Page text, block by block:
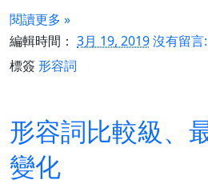
閱讀更多 »
編輯時間： 3月 19, 2019沒有留
標簽 形容詞
形容詞比較級、
變化